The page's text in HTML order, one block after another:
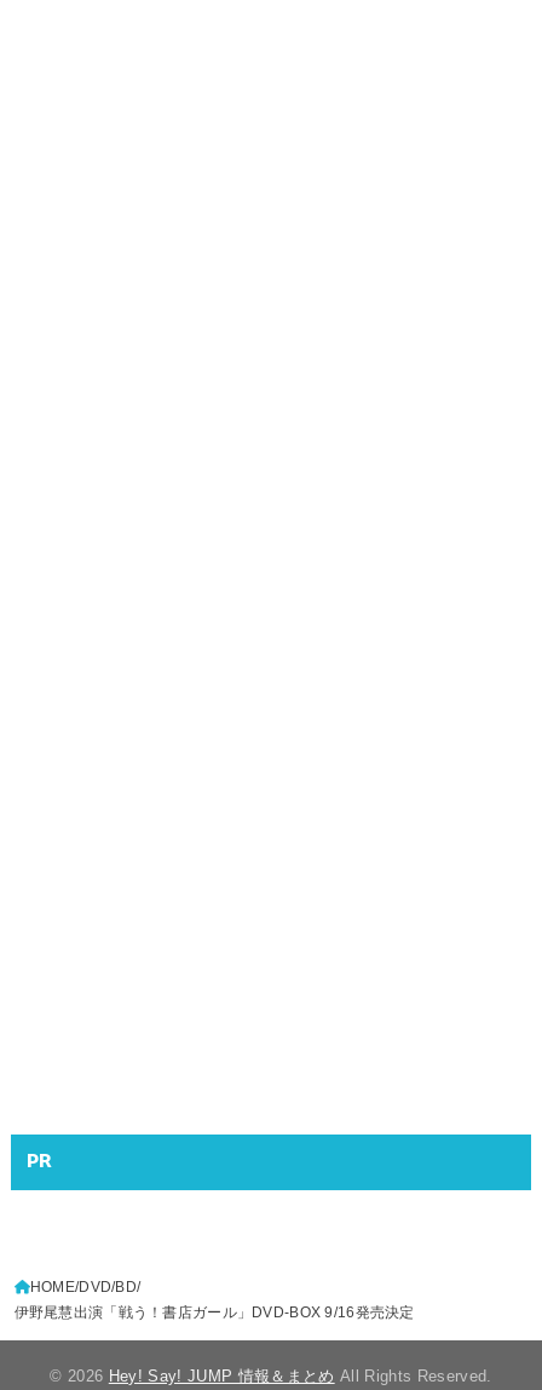
PR
HOME DVD/BD
伊野尾慧出演「戦う！書店ガール」DVD-BOX 9/16発売決定
© 2026 Hey! Say! JUMP 情報＆まとめ All Rights Reserved.